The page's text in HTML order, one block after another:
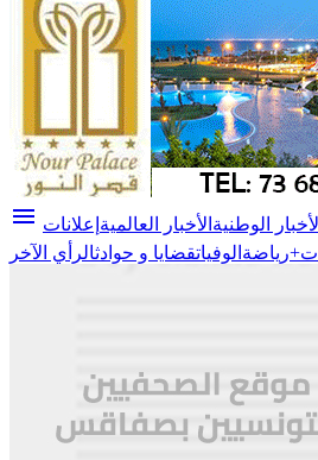
menu الوطنية الأخبار العالمية إعلانات
رياضة الوفياتقضايا و حوادثالرأي الآخر